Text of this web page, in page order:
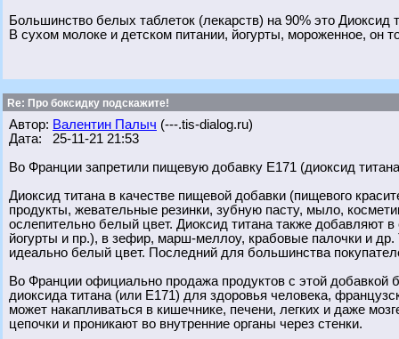
Большинство белых таблеток (лекарств) на 90% это Диоксид
В сухом молоке и детском питании, йогурты, мороженное, он
Re: Про боксидку подскажите!
Автор: Валентин Палыч (---.tis-dialog.ru)
Дата: 25-11-21 21:53
Во Франции запретили пищевую добавку Е171 (диоксид
Диоксид титана в качестве пищевой добавки (пищевого
продукты, жевательные резинки, зубную пасту, мыло,
ослепительно белый цвет. Диоксид титана также добавляют
йогурты и пр.), в зефир, марш-меллоу, крабовые палочки и
идеально белый цвет. Последний для большинства
Во Франции официально продажа продуктов с этой добавкой
диоксида титана (или Е171) для здоровья человека,
может накапливаться в кишечнике, печени, легких и даже
цепочки и проникают во внутренние органы через стенки.